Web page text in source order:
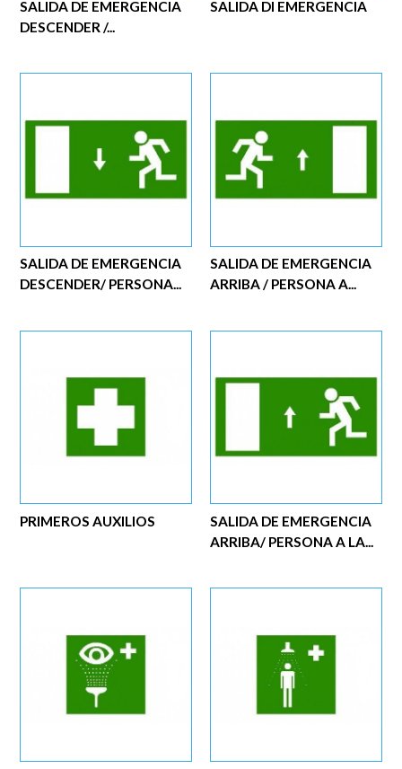
SALIDA DI EMERGENCIA
SALIDA DE EMERGENCIA
DESCENDER /...
SALIDA DE EMERGENCIA
ARRIBA / PERSONA A...
SALIDA DE EMERGENCIA
DESCENDER/ PERSONA...
SALIDA DE EMERGENCIA
ARRIBA/ PERSONA A LA...
PRIMEROS AUXILIOS